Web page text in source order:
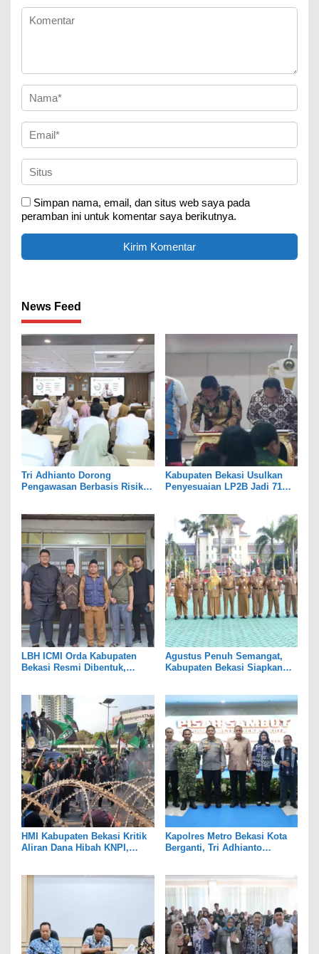
Simpan nama, email, dan situs web saya pada
peramban ini untuk komentar saya berikutnya.
News Feed
Tri Adhianto Dorong
Pengawasan Berbasis Risiko,
Kabupaten Bekasi Usulkan
Penyesuaian LP2B Jadi 71
LBH ICMI Orda Kabupaten
Bekasi Resmi Dibentuk,
Agustus Penuh Semangat,
Kabupaten Bekasi Siapkan
HMI Kabupaten Bekasi Kritik
Aliran Dana Hibah KNPI,
Kapolres Metro Bekasi Kota
Berganti, Tri Adhianto